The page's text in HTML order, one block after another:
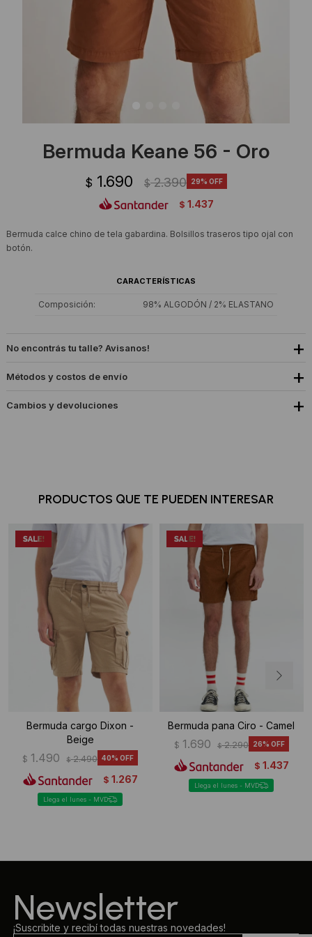
Bermuda Keane 56 - Oro
$ 1.690 $ 2.390 29
$ 1.437
Bermuda calce chino de tela gabardina. Bolsillos traseros tipo ojal con
botón.
CARACTERÍSTICAS
Composición 98% ALGODÓN / 2% ELASTANO
No encontrás tu talle? Avisanos!
Métodos y costos de envío
Cambios y devoluciones
PRODUCTOS QUE TE PUEDEN INTERESAR
Bermuda cargo Dixon -
Beige
$ 1.490 $ 2.490 40
$ 1.267
Llega el lunes - MVD
Bermuda pana Ciro - Camel
$ 1.690 $ 2.290 26
$ 1.437
Llega el lunes - MVD
Newsletter
¡Suscribite y recibí todas nuestras novedades!
Ropa Interior
Sherpas
Camisas y blusas